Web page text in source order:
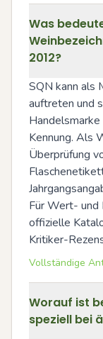
Was
2012?
SQN kann als
auftreten und
Kennung. Als
Überprüfung
Für Wert- und
offizielle
Kritiker-
Vollständige
Worauf ist
speziell bei